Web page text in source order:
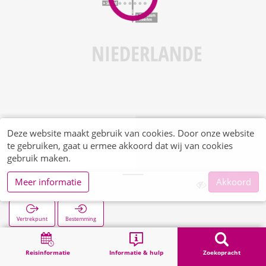
Reisinformatie Informatie & hulp Zoekopracht
A Gen Bies
Vertrekpunt Bestemming
Zoekopracht
Deze website maakt gebruik van cookies. Door onze website
te gebruiken, gaat u ermee akkoord dat wij van cookies
gebruik maken.
Meer informatie
Akkoord